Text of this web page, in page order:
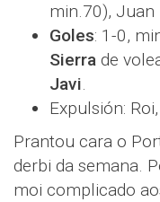
min.70), Juan
Goles: 1-0,
Sierra de
Javi.
Expulsión:
Prantou cara o
derbi da semana.
moi complicado